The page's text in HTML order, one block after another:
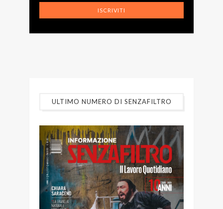
ULTIMO NUMERO DI SENZAFILTRO